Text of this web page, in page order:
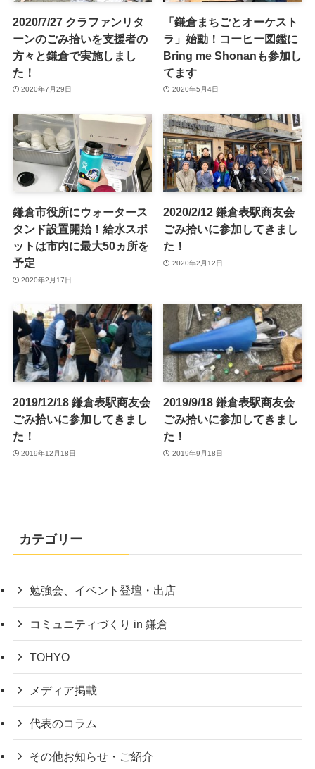
2020/7/27 クラファンリタ
ーンのごみ拾いを支援者の
方々と鎌倉で実施しまし
た！
2020年7月29日
「鎌倉まちごとオーケスト
ラ」始動！コーヒー図鑑に
Bring me Shonanも参加し
てます
2020年5月4日
鎌倉市役所にウォータース
タンド設置開始！給水スポ
ットは市内に最大50ヵ所を
予定
2020年2月17日
2020/2/12 鎌倉表駅商友会
ごみ拾いに参加してきまし
た！
2020年2月12日
2019/12/18 鎌倉表駅商友会
ごみ拾いに参加してきまし
た！
2019年12月18日
2019/9/18 鎌倉表駅商友会
ごみ拾いに参加してきまし
た！
2019年9月18日
カテゴリー
勉強会、イベント登壇・出店
コミュニティづくり in 鎌倉
TOHYO
メディア掲載
代表のコラム
その他お知らせ・ご紹介